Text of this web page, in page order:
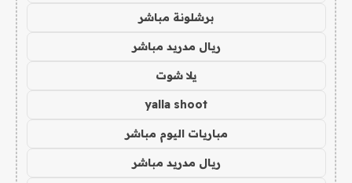
برشلونة مباشر
ريال مدريد مباشر
يلا شوت
yalla shoot
مباريات اليوم مباشر
ريال مدريد مباشر